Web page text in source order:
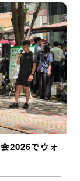
2026でウォ